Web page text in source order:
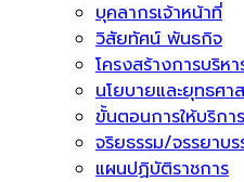
บุคลากรเจ้าหน้าที่
วิสัยทัศน์ พันธกิจ
โครงสร้างการบริหา
นโยบายและยุทธศา
ขั้นตอนการให้บริการ
จริยธรรม/จรรยาบ
แผนปฏิบัติราชการ